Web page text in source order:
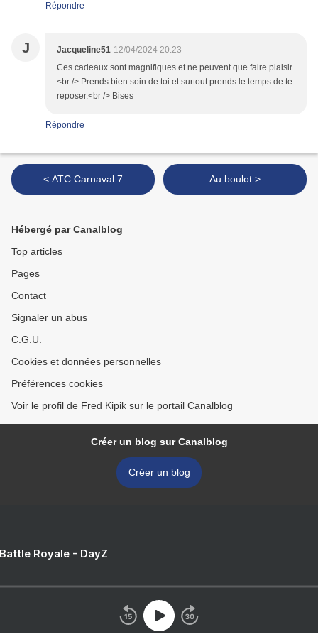
Répondre
J Jacqueline51 12/04/2024 20:23
Ces cadeaux sont magnifiques et ne peuvent que faire plaisir.
<br /> Prends bien soin de toi et surtout prends le temps de te
reposer.<br /> Bises
Répondre
< ATC Carnaval 7 Au boulot >
Hébergé par Canalblog
Top articles
Pages
Contact
Signaler un abus
C.G.U.
Cookies et données personnelles
Préférences cookies
Voir le profil de Fred Kipik sur le portail Canalblog
Créer un blog sur Canalblog
Créer un blog
Royale - DayZ